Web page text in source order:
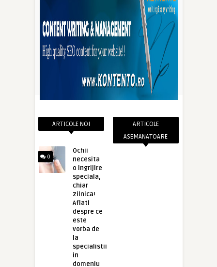
ARTICOLE NOI
0
Ochii
necesita
o ingrijire
speciala,
chiar
zilnica!
Aflati
despre ce
este
vorba de
la
specialistii
in
domeniu
ARTICOLE
ASEMANATOARE